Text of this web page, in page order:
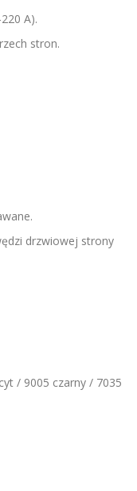
A).
stron.
drzwiowej strony
/ 9005 czarny / 7035